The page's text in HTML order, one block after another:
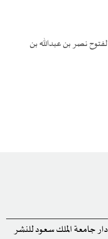
نصر بن عبدالله بن
دار جامعة الملك سعود للنشر